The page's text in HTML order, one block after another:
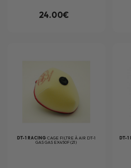
24.00€
DT-1 RACING CAGE FILTRE À AIR DT-1
GAS GAS EX450F (21)
DT-1